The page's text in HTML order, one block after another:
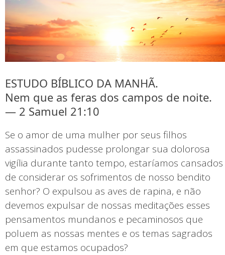
ESTUDO BÍBLICO DA MANHÃ.
Nem que as feras dos campos de noite.
— 2 Samuel 21:10
Se o amor de uma mulher por seus filhos
assassinados pudesse prolongar sua dolorosa
vigília durante tanto tempo, estaríamos cansados
de considerar os sofrimentos de nosso bendito
senhor? O expulsou as aves de rapina, e não
devemos expulsar de nossas meditações esses
pensamentos mundanos e pecaminosos que
poluem as nossas mentes e os temas sagrados
em que estamos ocupados?